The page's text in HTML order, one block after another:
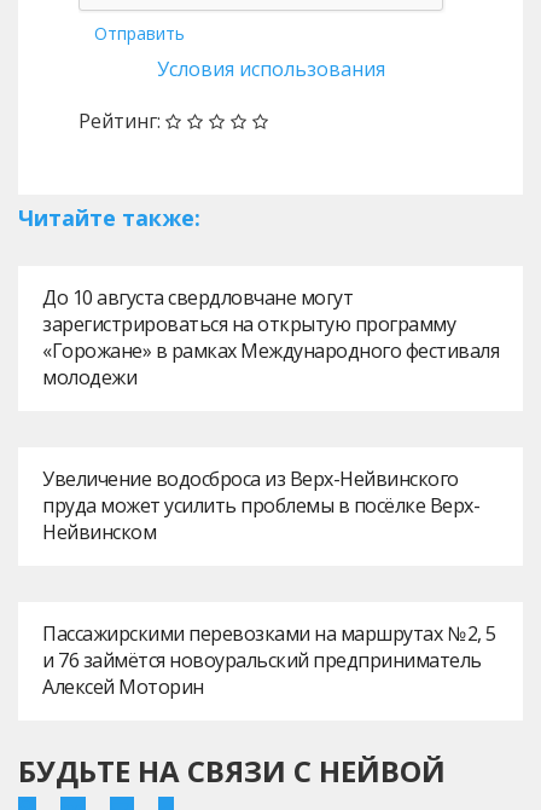
Отправить
Условия использования
Рейтинг:
Читайте также:
До 10 августа свердловчане могут
зарегистрироваться на открытую программу
«Горожане» в рамках Международного фестиваля
молодежи
Увеличение водосброса из Верх-Нейвинского
пруда может усилить проблемы в посёлке Верх-
Нейвинском
Пассажирскими перевозками на маршрутах № 2, 5
и 76 займётся новоуральский предприниматель
Алексей Моторин
БУДЬТЕ НА СВЯЗИ С НЕЙВОЙ